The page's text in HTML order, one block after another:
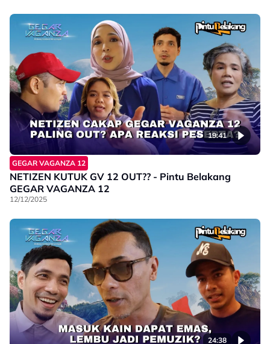
19:41
GEGAR VAGANZA 12
NETIZEN KUTUK GV 12 OUT?? - Pintu Belakang
GEGAR VAGANZA 12
12/12/2025
24:38